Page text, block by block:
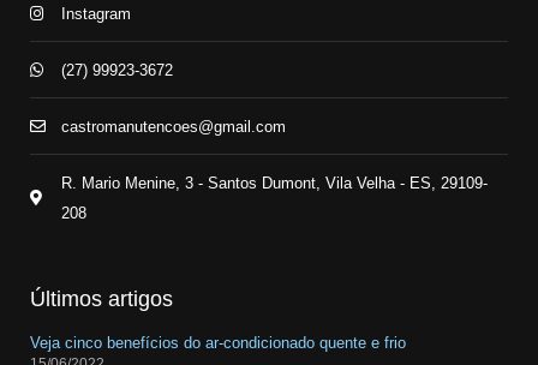
Instagram
(27) 99923-3672
castromanutencoes@gmail.com
R. Mario Menine, 3 - Santos Dumont, Vila Velha - ES, 29109-
208
Últimos artigos
Veja cinco benefícios do ar-condicionado quente e frio